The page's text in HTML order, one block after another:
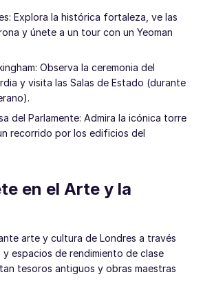
Explora la histórica fortaleza, ve las
y únete a un tour con un Yeoman
Observa la ceremonia del
y visita las Salas de Estado (durante
del Parlamente: Admira la icónica torre
recorrido por los edificios del
en el Arte y la
arte y cultura de Londres a través
y espacios de rendimiento de clase
tesoros antiguos y obras maestras